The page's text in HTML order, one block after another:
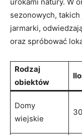
sezonowych,
jarmarki,
oraz spróbować
Rodzaj
‌obiektów
Domy
wiejskie
30